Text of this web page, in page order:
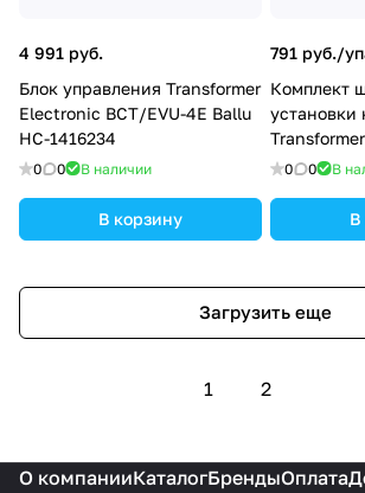
4 991 руб.
Блок управления Transformer
Electronic BCT/EVU-4E Ballu
НС-1416234
0 0 В наличии
В корзину
791 руб./
Комплект
установки
BFT/EVUR
0 0 В
В
Загрузить еще
1 2
О компанииКаталогБрендыОплата